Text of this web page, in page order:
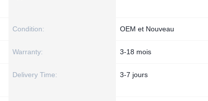
Condition: OEM et Nouveau
Warranty: 3-18 mois
Delivery Time: 3-7 jours